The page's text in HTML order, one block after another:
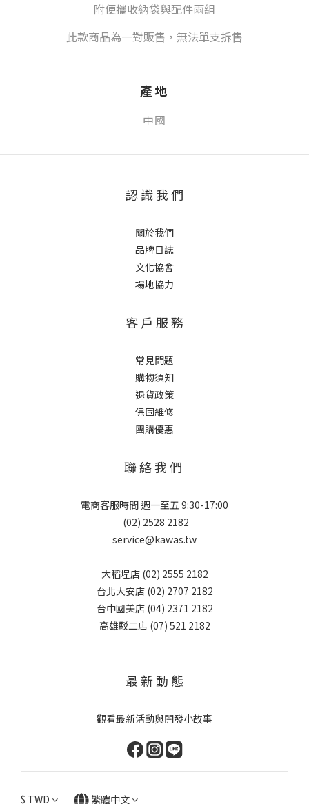
附便攜收納袋與配件兩組
此款商品為一對販售，無法單支拆售
產地
中國
認 識 我 們
關於我們
品牌日誌
文化協會
場地協力
客 戶 服 務
常見問題
購物須知
退貨政策
保固維修
團購優惠
聯 絡 我 們
電商客服時間 週一至五 9:30-17:00
(02) 2528 2182
service@kawas.tw
大稻埕店 (02) 2555 2182
台北大安店 (02) 2707 2182
台中國美店 (04) 2371 2182
高雄駁二店 (07) 521 2182
最 新 動 態
觀看最新活動與開發小故事
$ TWD 繁體中文